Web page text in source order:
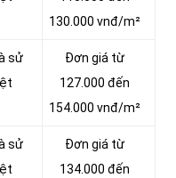
130.000 vnđ/m²
sử
Đơn giá từ
127.000 đến
154.000 vnđ/m²
sử
Đơn giá từ
134.000 đến